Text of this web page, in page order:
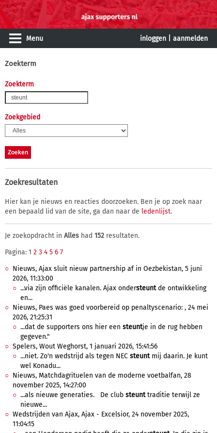
Menu inloggen aanmelden
Zoekterm
Zoekterm
Zoekgebied
Zoekresultaten
Hier kan je nieuws en reacties doorzoeken. Ben je op zoek naar
een bepaald lid van de site, ga dan naar de ledenlijst.
Je zoekopdracht in Alles had 152 resultaten.
Pagina: 1 2 3 4 5 6 7
Nieuws, Ajax sluit nieuw partnership af in Oezbekistan, 5 juni
2026, 11:33:00
...via zijn officiële kanalen. Ajax ondersteuntde ontwikkeling
en...
Nieuws, Paes was goed voorbereid op penaltyscenario: , 24 mei
2026, 21:25:31
...dat de supporters ons hier een steuntje in de rug hebben
gegeven."
Spelers, Wout Weghorst, 1 januari 2026, 15:41:56
...niet. Zo'n wedstrijd als tegen NEC steuntmij daarin. Je kunt
wel Konadu...
Nieuws, Matchdagrituelen van de moderne voetbalfan, 28
november 2025, 14:27:00
...als nieuwe generaties. De club steunttraditie terwijl ze
nieuwe...
Wedstrijden van Ajax, Ajax - Excelsior, 24 november 2025,
11:04:15